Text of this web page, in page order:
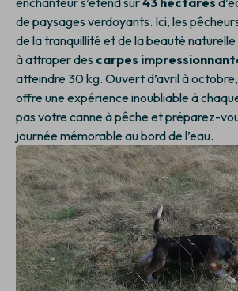
de paysages verdoyants. Ici, les
de la tranquillité et de la beauté
à attraper des carpes
atteindre 30 kg. Ouvert d’avril à
offre une expérience inoubliable à
pas votre canne à pêche et préparez-
journée mémorable au bord de l’eau.